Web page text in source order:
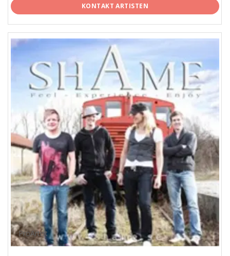
KONTAKT ARTISTEN
ProArtist